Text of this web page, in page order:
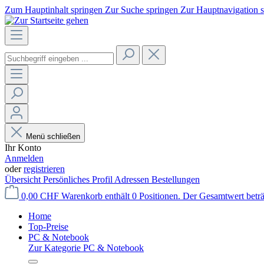
Zum Hauptinhalt springen Zur Suche springen Zur Hauptnavigation
Menü schließen
Ihr Konto
Anmelden
oderregistrieren
Übersicht Persönliches Profil Adressen Bestellungen
0,00 CHF Warenkorb enthält 0 Positionen. Der Gesamtwert
Home
Top-Preise
PC & Notebook
Zur Kategorie PC & Notebook